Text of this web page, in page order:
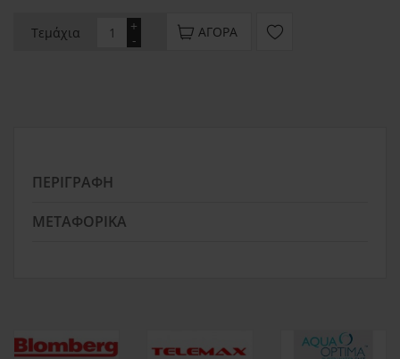
Τεμάχια -
+ ΑΓΟΡΆ
ΠΕΡΙΓΡΑΦΉ
ΜΕΤΑΦΟΡΙΚΆ